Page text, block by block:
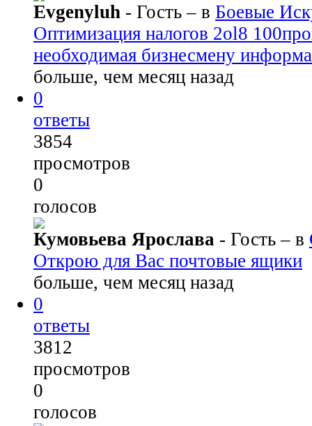
Evgenyluh - Гость– в Боевые
Оптимизация налогов 2ol8
необходимая бизнесмену
больше, чем месяц назад
0
ответы
3854
просмотров
0
голосов
Кумовьева Ярослава - Гость– в
Открою для Вас почтовые ящики
больше, чем месяц назад
0
ответы
3812
просмотров
0
голосов